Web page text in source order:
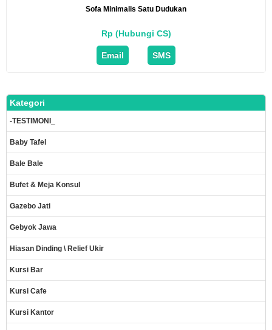
Sofa Minimalis Satu Dudukan
Rp (Hubungi CS)
Email SMS
Kategori
-TESTIMONI_
Baby Tafel
Bale Bale
Bufet & Meja Konsul
Gazebo Jati
Gebyok Jawa
Hiasan Dinding \ Relief Ukir
Kursi Bar
Kursi Cafe
Kursi Kantor